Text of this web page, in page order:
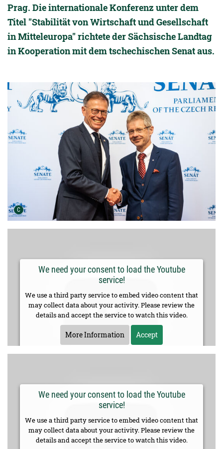
Prag. Die internationale Konferenz unter dem
Titel "Stabilität von Wirtschaft und Gesellschaft
in Mitteleuropa" richtete der Sächsische Landtag
in Kooperation mit dem tschechischen Senat aus.
C Urheber der Grafik:
We need your consent to load the Youtube
service!
We use a third party service to embed video content that
may collect data about your activity. Please review the
details and accept the service to watch this video.
More Information Accept
We need your consent to load the Youtube
service!
We use a third party service to embed video content that
may collect data about your activity. Please review the
details and accept the service to watch this video.